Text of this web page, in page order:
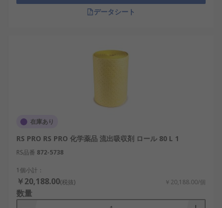
データシート
在庫あり
RS PRO RS PRO 化学薬品 流出吸収剤 ロール 80 L 1
RS品番 872-5738
1個小計：
￥20,188.00(税抜) ￥20,188.00/個
数量